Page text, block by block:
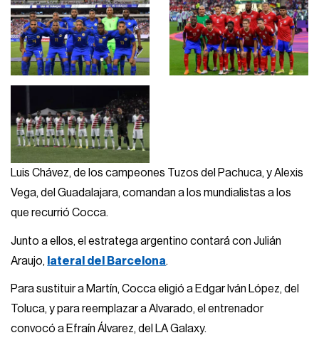
Luis Chávez, de los campeones Tuzos del Pachuca, y Alexis
Vega, del Guadalajara, comandan a los mundialistas a los
que recurrió Cocca.
Junto a ellos, el estratega argentino contará con Julián
Araujo, lateral del Barcelona.
Para sustituir a Martín, Cocca eligió a Edgar Iván López, del
Toluca, y para reemplazar a Alvarado, el entrenador
convocó a Efraín Álvarez, del LA Galaxy.